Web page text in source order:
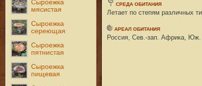
Сыроежка
мясистая
Сыроежка
сереющая
Сыроежка
пятнистая
Сыроежка
пищевая
СРЕДА ОБИТАНИЯ
Летает по степям различных
АРЕАЛ ОБИТАНИЯ
Россия, Сев.-зап. Африка, Юж.